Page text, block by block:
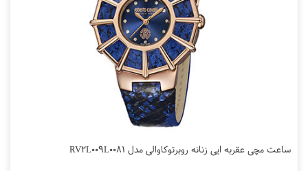
ساعت مچی عقربه ایی زنانه روبرتوکاوالی مدل RV2L009L0081